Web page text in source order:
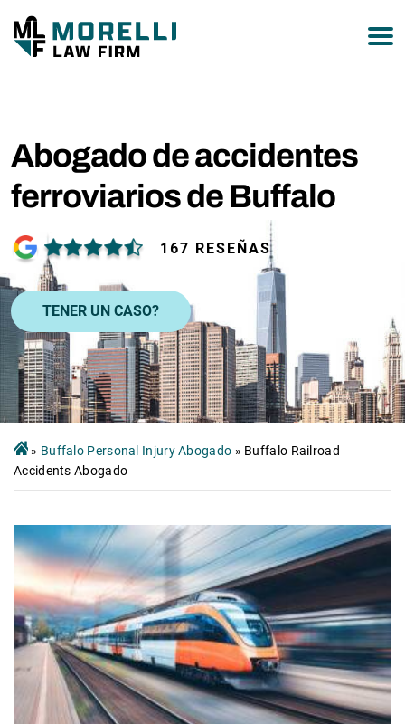
Abogado de accidentes
ferroviarios de Buffalo
167 RESEÑAS
TENER UN CASO?
» Buffalo Personal Injury Abogado » Buffalo Railroad
Accidents Abogado